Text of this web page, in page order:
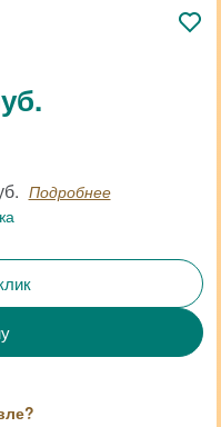
Подробнее